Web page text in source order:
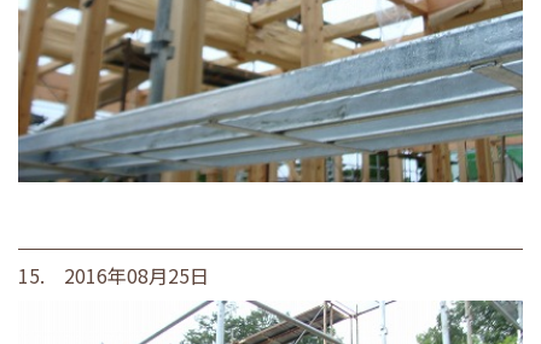
15. 2016年08月25日